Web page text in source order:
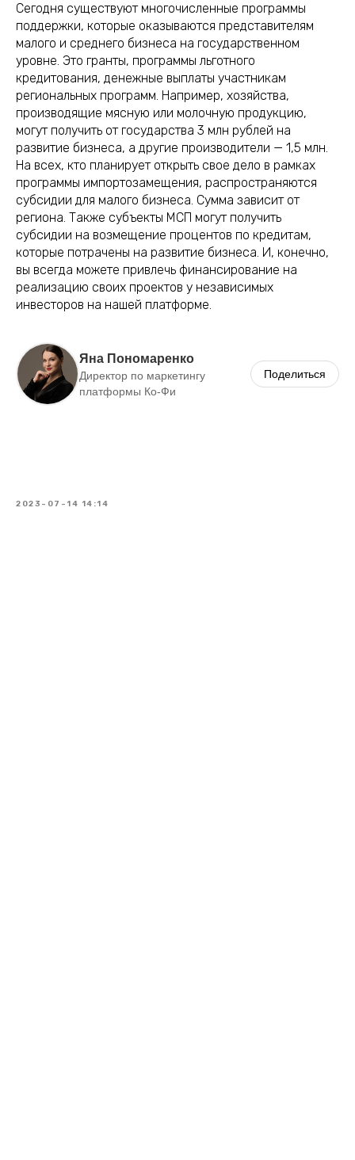
Сегодня существуют многочисленные программы
поддержки, которые оказываются представителям
малого и среднего бизнеса на государственном
уровне. Это гранты, программы льготного
кредитования, денежные выплаты участникам
региональных программ. Например, хозяйства,
производящие мясную или молочную продукцию,
могут получить от государства 3 млн рублей на
развитие бизнеса, а другие производители — 1,5 млн.
На всех, кто планирует открыть свое дело в рамках
программы импортозамещения, распространяются
субсидии для малого бизнеса. Сумма зависит от
региона. Также субъекты МСП могут получить
субсидии на возмещение процентов по кредитам,
которые потрачены на развитие бизнеса. И, конечно,
вы всегда можете привлечь финансирование на
реализацию своих проектов у независимых
инвесторов на нашей платформе.
Яна Пономаренко
Директор по маркетингу
платформы Ко-Фи
Поделиться
2023-07-14 14:14